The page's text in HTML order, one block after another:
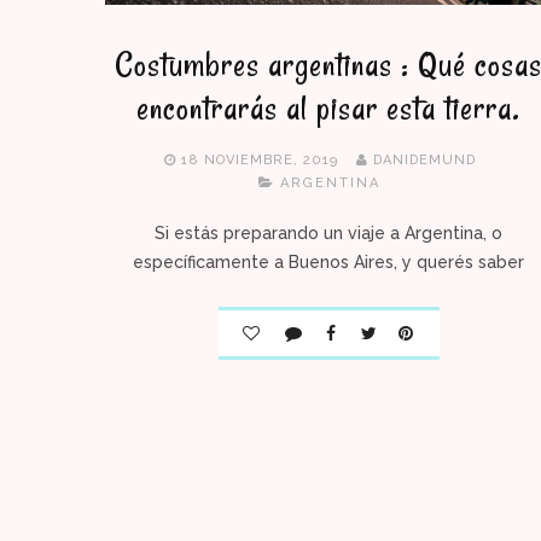
Costumbres argentinas : Qué
encontrarás al pisar esta tierra.
18 NOVIEMBRE, 2019
DANIDEMUND
ARGENTINA
Si estás preparando un viaje a Argentina, o
específicamente a Buenos Aires, y querés saber